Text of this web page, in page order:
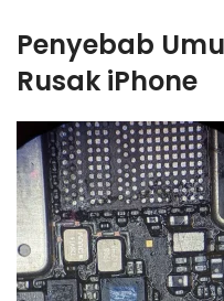
Penyebab
Rusak iPhone